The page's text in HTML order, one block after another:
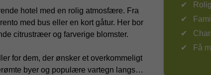
hotel med en rolig atmosfære. Fra
med bus eller en kort gåtur. Her bor
citrustræer og farverige blomster.
for dem, der ønsker et overkommeligt
byer og populære vartegn langs
Få